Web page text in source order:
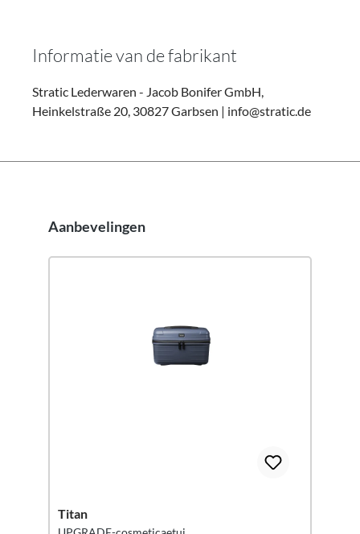
Informatie van de fabrikant
Stratic Lederwaren - Jacob Bonifer GmbH,
Heinkelstraße 20, 30827 Garbsen | info@stratic.de
Productgalerij overslaan
Aanbevelingen
Titan